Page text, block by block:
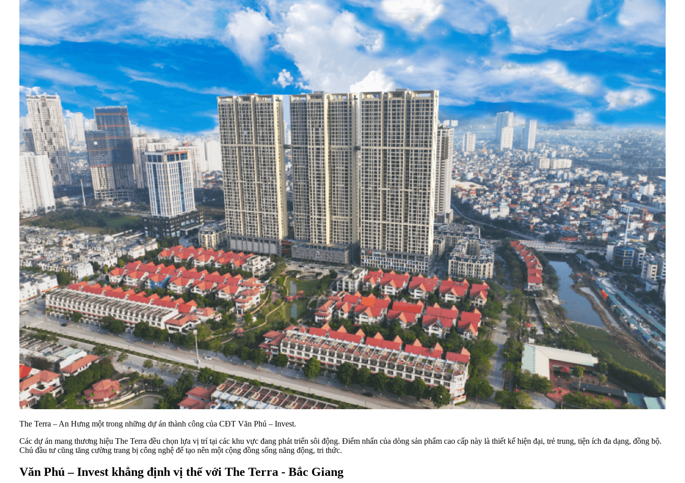
The Terra – An Hưng một trong những dự án thành công của CĐT Văn Phú – Invest.
Các dự án mang thương hiệu The Terra đều chọn lựa vị trí tại các khu vực đang phát triển sôi động. Điểm nhấn của dòng sản phẩm cao cấp này là thiết kế hiện đại, trẻ trung, tiện ích đa dạng, đồng bộ.
Chủ đầu tư cũng tăng cường trang bị công nghệ để tạo nên một cộng đồng sống năng động, tri thức.
Văn Phú – Invest khẳng định vị thế với The Terra - Bắc Giang